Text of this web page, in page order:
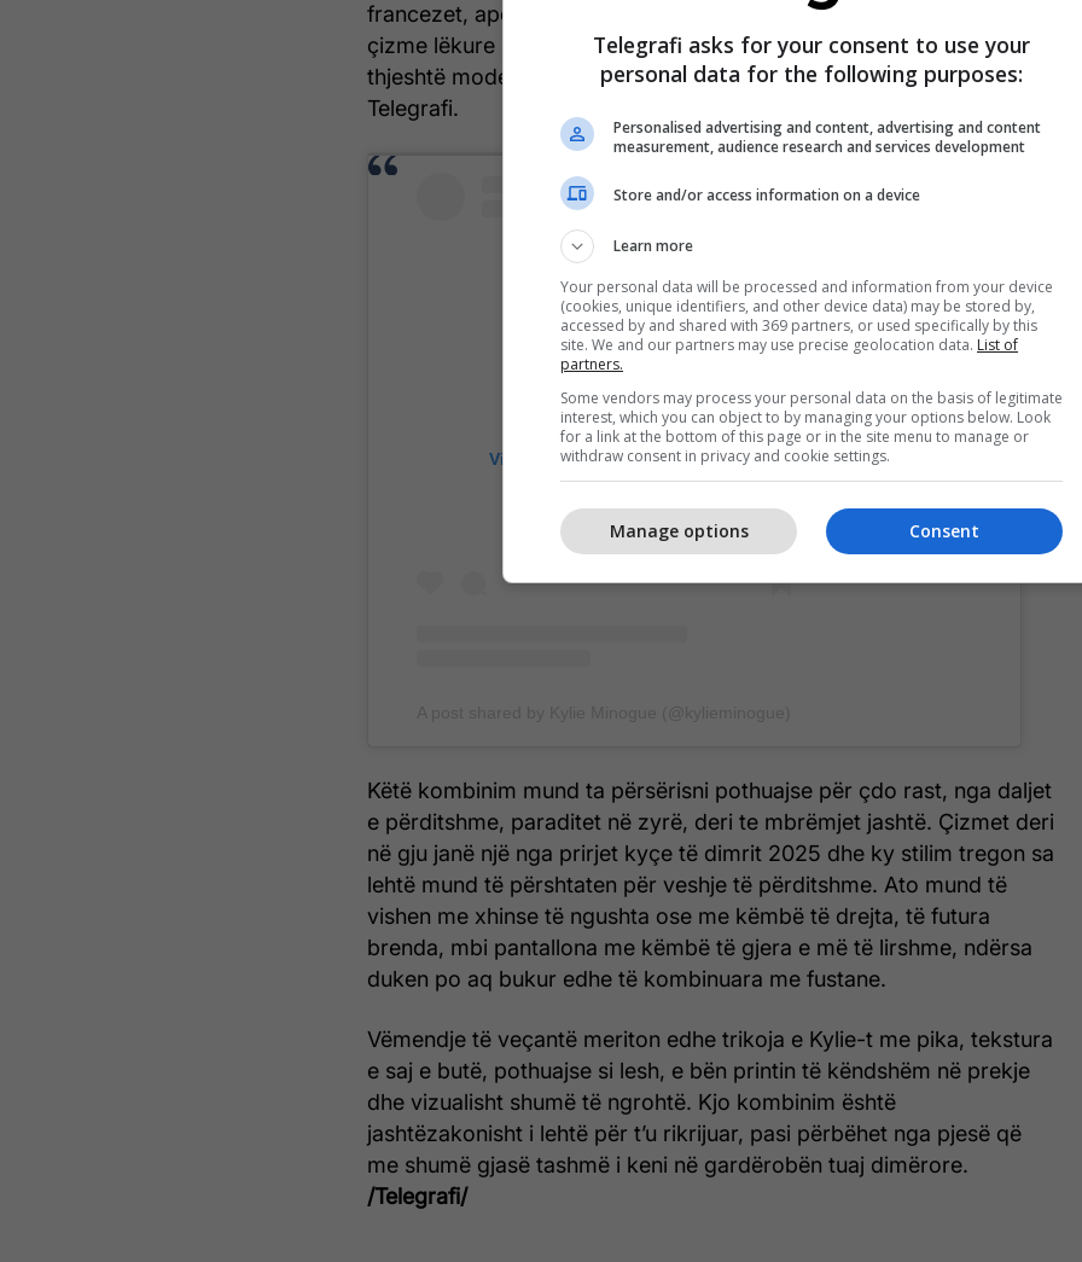
francezet, apo atleteve e përditshme, ajo e ka plotësuar stilin me
çizme lëkure ngjyrë kafe deri në gju, me taka të ulëta, një truk i
thjeshtë mode që e ndryshon menjëherë gjithë pamjen, transmeton
Telegrafi.
View this post on Instagram
Këtë kombinim mund ta përsërisni pothuajse për çdo rast, nga daljet
e përditshme, paraditet në zyrë, deri te mbrëmjet jashtë. Çizmet deri
në gju janë një nga prirjet kyçe të dimrit 2025 dhe ky stilim tregon sa
lehtë mund të përshtaten për veshje të përditshme. Ato mund të
vishen me xhinse të ngushta ose me këmbë të drejta, të futura
brenda, mbi pantallona me këmbë të gjera e më të lirshme, ndërsa
duken po aq bukur edhe të kombinuara me fustane.
Vëmendje të veçantë meriton edhe trikoja e Kylie-t me pika, tekstura
e saj e butë, pothuajse si lesh, e bën printin të këndshëm në prekje
dhe vizualisht shumë të ngrohtë. Kjo kombinim është
jashtëzakonisht i lehtë për t’u rikrijuar, pasi përbëhet nga pjesë që
me shumë gjasë tashmë i keni në gardërobën tuaj dimërore.
/Telegrafi/
Telegrafi asks for your consent to use your
personal data for the following purposes:
Personalised advertising and content, advertising and content
measurement, audience research and services development
Store and/or access information on a device
Learn more
Your personal data will be processed and information from your device
(cookies, unique identifiers, and other device data) may be stored by,
accessed by and shared with 369 partners, or used specifically by this
site. We and our partners may use precise geolocation data. List of
partners.
Some vendors may process your personal data on the basis of legitimate
interest, which you can object to by managing your options below. Look
for a link at the bottom of this page or in the site menu to manage or
withdraw consent in privacy and cookie settings.
Consent
Manage options